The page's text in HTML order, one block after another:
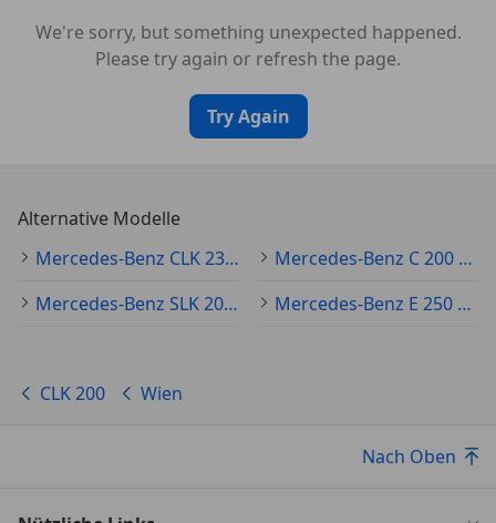
We're sorry, but something unexpected happened.
Please try again or refresh the page.
Try Again
Alternative Modelle
Mercedes-Benz CLK 230 Gebraucht
Mercedes-Benz C 200 Gebraucht
Mercedes-Benz SLK 200 Gebraucht
Mercedes-Benz E 250 Gebraucht
CLK 200 Wien
Nach Oben